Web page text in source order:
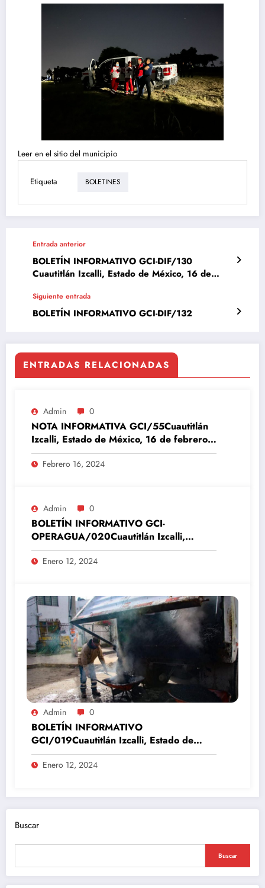
Leer en el sitio del municipio
Etiqueta BOLETINES
Entrada anterior
BOLETÍN INFORMATIVO GCI-DIF/130
Cuautitlán Izcalli, Estado de México, 16 de
Siguiente entrada
BOLETÍN INFORMATIVO GCI-DIF/132
ENTRADAS RELACIONADAS
Admin 0
NOTA INFORMATIVA GCI/55Cuautitlán
Izcalli, Estado de México, 16 de febrero
del 2024
Febrero 16, 2024
Admin 0
BOLETÍN INFORMATIVO GCI-
OPERAGUA/020Cuautitlán Izcalli,
Estado de México, 12 de enero del 2024
Enero 12, 2024
Admin 0
BOLETÍN INFORMATIVO
GCI/019Cuautitlán Izcalli, Estado de
México, 12 de enero del 2024
Enero 12, 2024
Buscar
Buscar